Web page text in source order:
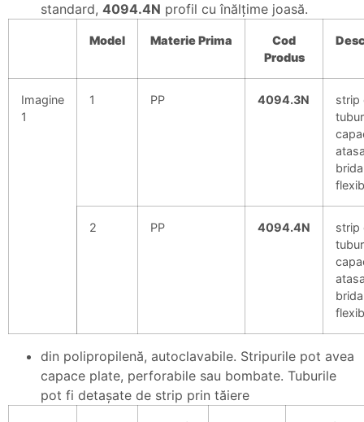
standard, 4094.4N profil cu înălţime joasă.
Model MateriePrima
Cod
Produs
Imagine
1
1 PP 4094.3N
strip
brida
2 PP 4094.4N
strip
brida
din polipropilenă, autoclavabile. Stripurile pot avea
capace plate, perforabile sau bombate. Tuburile
pot fi detaşate de strip prin tăiere